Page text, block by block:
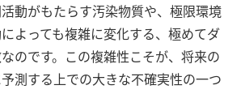
動がもたらす汚染物質や、極限環境
よっても複雑に変化する、極めてダ
のです。この複雑性こそが、将来の
測する上での大きな不確実性の一つ